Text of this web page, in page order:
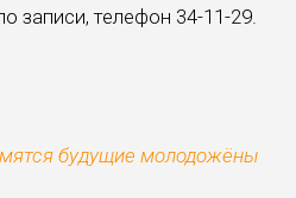
запи­си, телефон 34-11-29.
будущие молодожёны